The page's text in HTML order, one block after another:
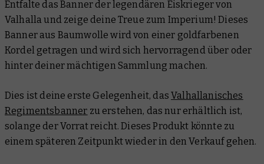
Entfalte das Banner der legendären Eiskrieger von
Valhalla und zeige deine Treue zum Imperium! Dieses
Banner aus Baumwolle wird von einer goldfarbenen
Kordel getragen und wird sich hervorragend über oder
hinter deiner mächtigen Sammlung machen.
Dies ist deine erste Gelegenheit, dasValhallanisches
Regimentsbanner zu erstehen, das nur erhältlich ist,
solange der Vorrat reicht. Dieses Produkt könnte zu
einem späteren Zeitpunkt wieder in den Verkauf gehen.